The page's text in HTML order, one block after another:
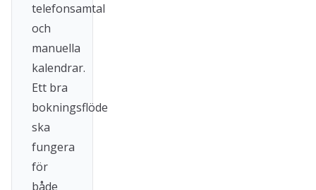
telefonsamtal
och
manuella
kalendrar.
Ett bra
bokningsflöde
ska
fungera
för
både